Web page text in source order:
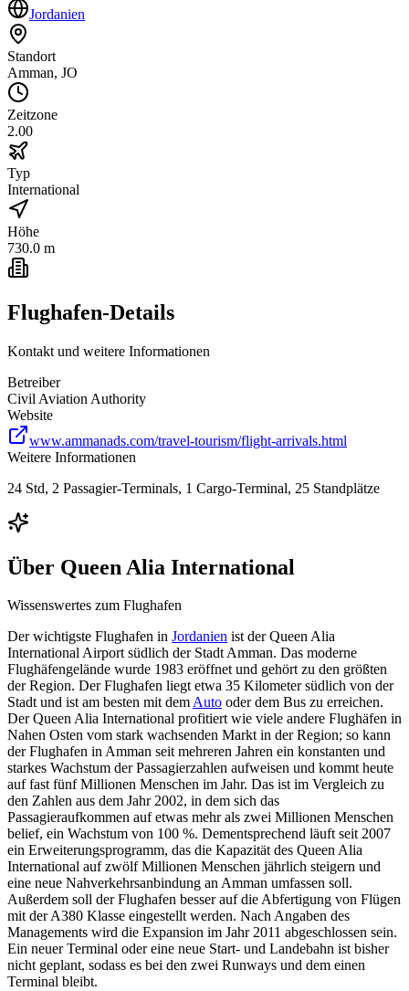
Jordanien
Standort
Amman, JO
Zeitzone
2.00
Typ
International
Höhe
730.0 m
Flughafen-Details
Kontakt und weitere Informationen
Betreiber
Civil Aviation Authority
Website
www.ammanads.com/travel-tourism/flight-arrivals.html
Weitere Informationen
24 Std, 2 Passagier-Terminals, 1 Cargo-Terminal, 25 Standplätze
Über Queen Alia International
Wissenswertes zum Flughafen
Der wichtigste Flughafen in Jordanien ist der Queen Alia
International Airport südlich der Stadt Amman. Das moderne
Flughäfengelände wurde 1983 eröffnet und gehört zu den größten
der Region. Der Flughafen liegt etwa 35 Kilometer südlich von der
Stadt und ist am besten mit demAuto oder dem Bus zu erreichen.
Der Queen Alia International profitiert wie viele andere Flughäfen in
Nahen Osten vom stark wachsenden Markt in der Region; so kann
der Flughafen in Amman seit mehreren Jahren ein konstanten und
starkes Wachstum der Passagierzahlen aufweisen und kommt heute
auf fast fünf Millionen Menschen im Jahr. Das ist im Vergleich zu
den Zahlen aus dem Jahr 2002, in dem sich das
Passagieraufkommen auf etwas mehr als zwei Millionen Menschen
belief, ein Wachstum von 100 %. Dementsprechend läuft seit 2007
ein Erweiterungsprogramm, das die Kapazität des Queen Alia
International auf zwölf Millionen Menschen jährlich steigern und
eine neue Nahverkehrsanbindung an Amman umfassen soll.
Außerdem soll der Flughafen besser auf die Abfertigung von Flügen
mit der A380 Klasse eingestellt werden. Nach Angaben des
Managements wird die Expansion im Jahr 2011 abgeschlossen sein.
Ein neuer Terminal oder eine neue Start- und Landebahn ist bisher
nicht geplant, sodass es bei den zwei Runways und dem einen
Terminal bleibt.